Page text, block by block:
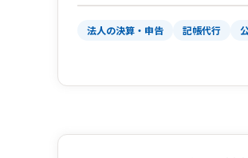
法人の決算・申告 記帳代行